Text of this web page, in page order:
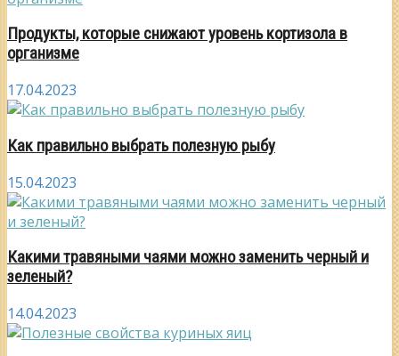
Продукты, которые снижают уровень кортизола в
организме
17.04.2023
Как правильно выбрать полезную рыбу
15.04.2023
Какими травяными чаями можно заменить черный и
зеленый?
14.04.2023